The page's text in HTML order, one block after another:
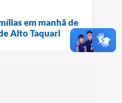
em manhã de
Alto Taquari